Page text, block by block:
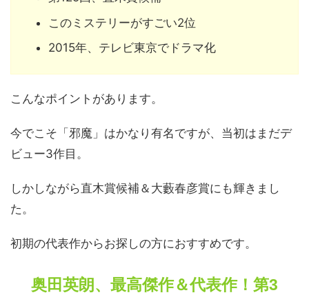
このミステリーがすごい2位
2015年、テレビ東京でドラマ化
こんなポイントがあります。
今でこそ「邪魔」はかなり有名ですが、当初はまだデ
ビュー3作目。
しかしながら直木賞候補＆大藪春彦賞にも輝きまし
た。
初期の代表作からお探しの方におすすめです。
奥田英朗、最高傑作＆代表作！第3